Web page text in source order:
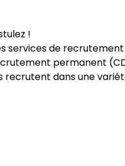
!
services de recrutement
permanent
recrutent dans une